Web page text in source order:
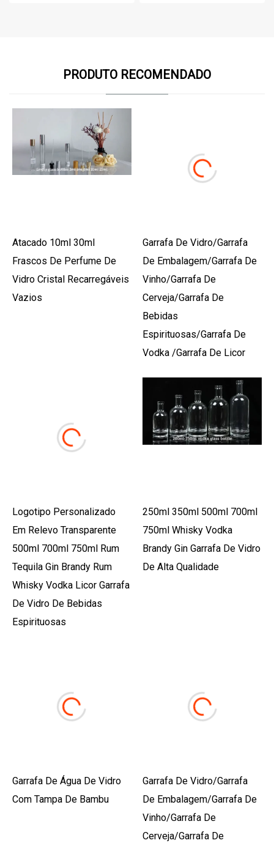
PRODUTO RECOMENDADO
Atacado 10ml 30ml
Frascos De Perfume De
Vidro Cristal Recarregáveis
​​vazios
Garrafa De Vidro/garrafa
De Embalagem/garrafa De
Vinho/garrafa De
Cerveja/garrafa De
Bebidas
Espirituosas/garrafa De
Vodka /garrafa De Licor
Logotipo Personalizado
Em Relevo Transparente
500ml 700ml 750ml Rum
Tequila Gin Brandy Rum
Whisky Vodka Licor Garrafa
De Vidro De Bebidas
Espirituosas
250ml 350ml 500ml 700ml
750ml Whisky Vodka
Brandy Gin Garrafa De Vidro
De Alta Qualidade
Garrafa De Água De Vidro
Com Tampa De Bambu
Garrafa De Vidro/garrafa
De Embalagem/garrafa De
Vinho/garrafa De
Cerveja/garrafa De